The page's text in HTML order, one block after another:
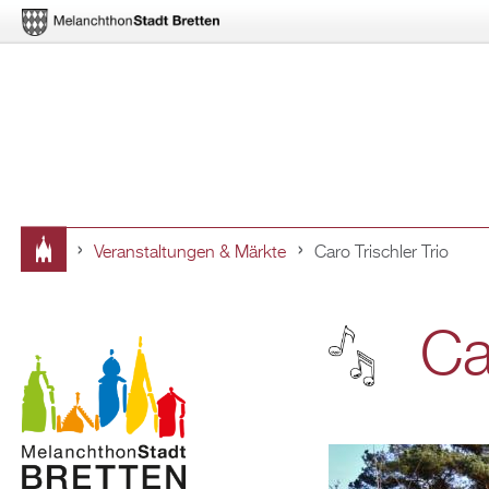
hier
Ver­an­stal­tun­gen & Märk­te Caro Trisch­ler Trio